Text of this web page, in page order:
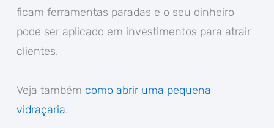
ficam ferramentas paradas e o seu dinheiro
pode ser aplicado em investimentos para atrair
clientes.
Veja também como abrir uma pequena
vidraçaria.